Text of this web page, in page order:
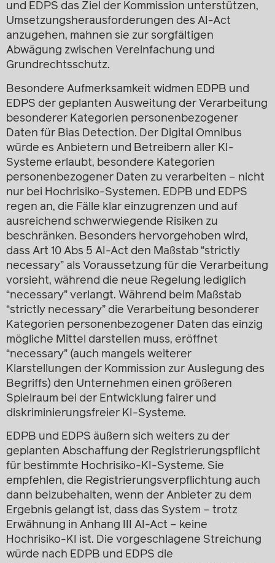
und EDPS das Ziel der Kommission unterstützen,
Umsetzungsherausforderungen des AI-Act
anzugehen, mahnen sie zur sorgfältigen
Abwägung zwischen Vereinfachung und
Grundrechtsschutz.
Besondere Aufmerksamkeit widmen EDPB und
EDPS der geplanten Ausweitung der Verarbeitung
besonderer Kategorien personen­bezogener
Daten für Bias Detection. Der Digital Omnibus
würde es Anbietern und Betreibern aller KI-
Systeme erlaubt, besondere Kategorien
personenbezogener Daten zu verarbeiten – nicht
nur bei Hochrisiko-Systemen. EDPB und EDPS
regen an, die Fälle klar einzugrenzen und auf
ausreichend schwerwiegende Risiken zu
beschränken. Besonders hervorgehoben wird,
dass Art 10 Abs 5 AI-Act den Maßstab “strictly
necessary” als Voraussetzung für die Verarbeitung
vorsieht, während die neue Regelung lediglich
“necessary” verlangt. Während beim Maßstab
“strictly necessary” die Verarbeitung besonderer
Kategorien personenbezogener Daten das einzig
mögliche Mittel darstellen muss, eröffnet
“necessary” (auch mangels weiterer
Klarstellungen der Kommission zur Auslegung des
Begriffs) den Unternehmen einen größeren
Spielraum bei der Entwicklung fairer und
diskriminierungsfreier KI-Systeme.
EDPB und EDPS äußern sich weiters zu der
geplanten Abschaffung der Registrierungspflicht
für bestimmte Hochrisiko-KI-Systeme. Sie
empfehlen, die Registrierungsverpflichtung auch
dann beizubehalten, wenn der Anbieter zu dem
Ergebnis gelangt ist, dass das System – trotz
Erwähnung in Anhang III AI-Act – keine
Hochrisiko-KI ist. Die vorgeschlagene Streichung
würde nach EDPB und EDPS die